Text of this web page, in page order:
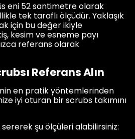
eni 52 santimetre olarak
tek taraflı ölçüdür. Yaklaşık
için bu değer ikiyle
kesim ve esneme payı
referans olarak
Referans Alın
en pratik yöntemlerinden
iyi oturan bir scrubs takımını
şu ölçüleri alabilirsiniz: